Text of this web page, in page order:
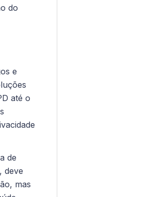
do
e
até o
de
deve
mas